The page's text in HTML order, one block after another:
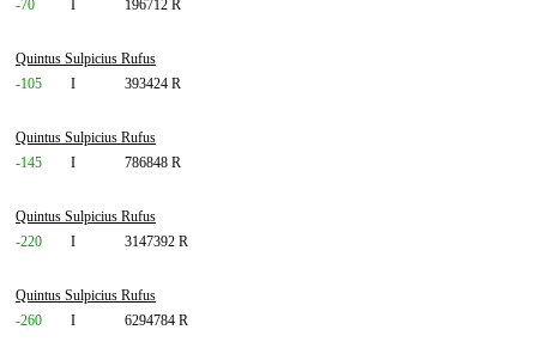
-70
I 196712 R
Quintus Sulpicius Rufus
-105
I 393424 R
Quintus Sulpicius Rufus
-145
I 786848 R
Quintus Sulpicius Rufus
-220
I 3147392 R
Quintus Sulpicius Rufus
-260
I 6294784 R